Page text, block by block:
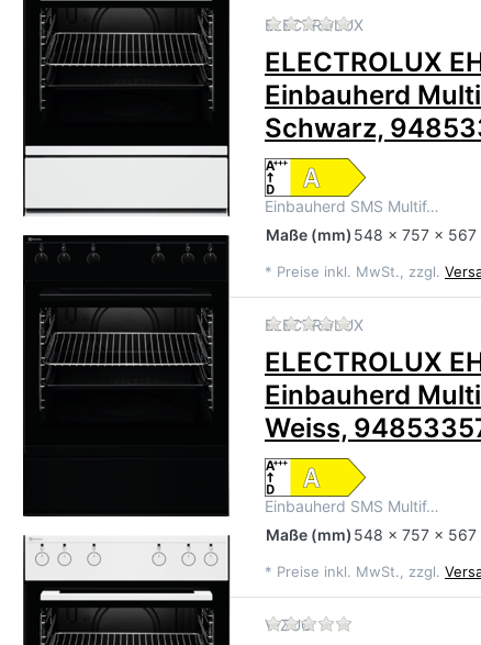
ELECTROLUXZu diesem
ELECTROLUX
Einbauherd
Schwarz,
Einbauherd SMS Multif…
Maße (mm) 548 x 757 x 567
* Preise inkl. MwSt., zzgl.
ELECTROLUXZu diesem
ELECTROLUX
Einbauherd
Weiss,
Einbauherd SMS Multif…
Maße (mm) 548 x 757 x 567
* Preise inkl. MwSt., zzgl.
V-ZUG Zu diesem